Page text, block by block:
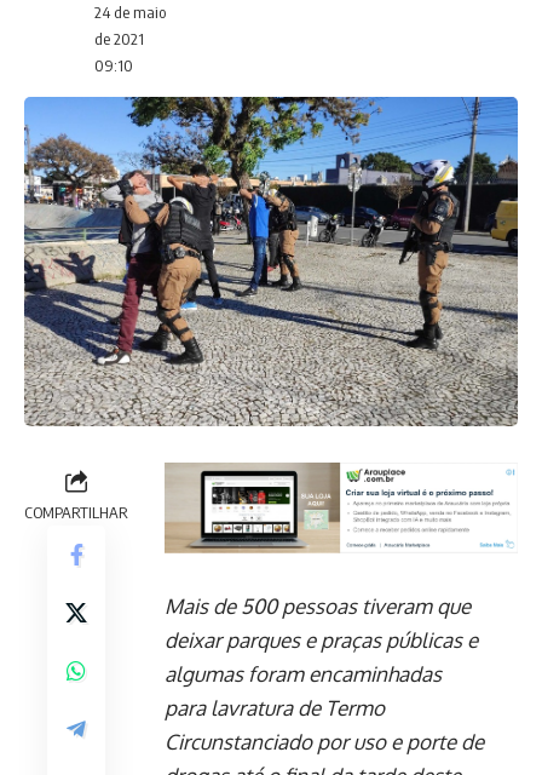
24 de maio
de 2021
09:10
COMPARTILHAR
Mais de 500 pessoas tiveram que
deixar parques e praças públicas e
algumas foram encaminhadas
para lavratura de Termo
Circunstanciado por uso e porte de